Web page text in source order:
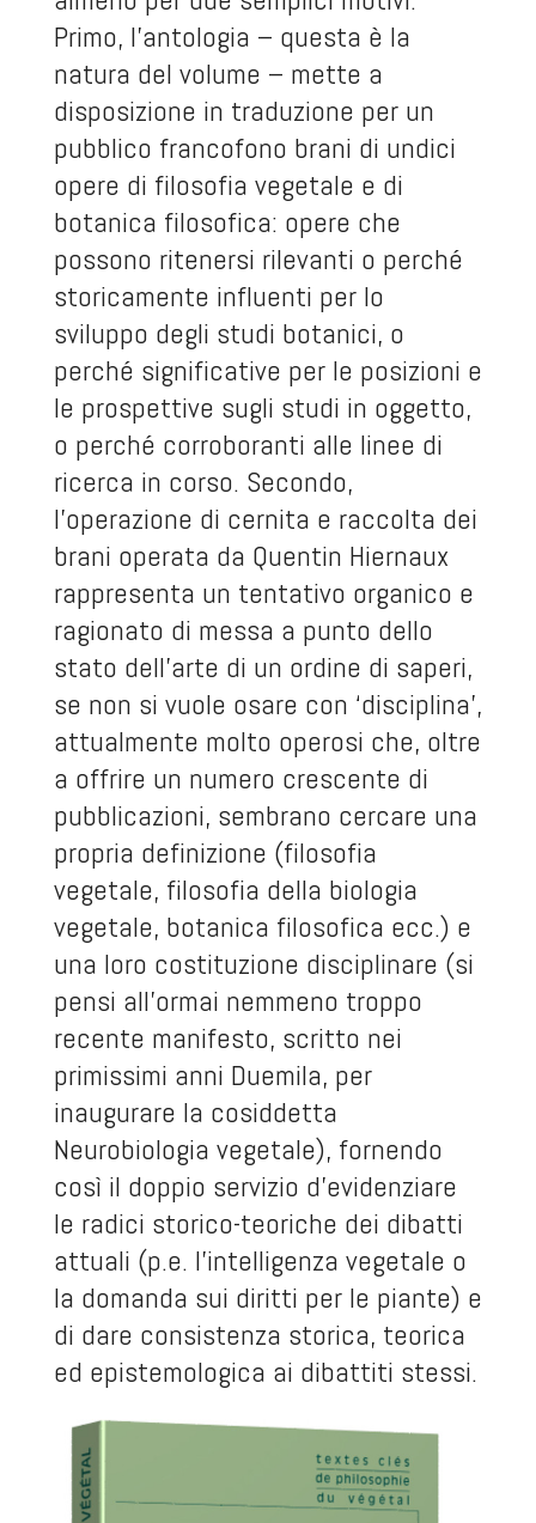
Primo, l’antologia – questa è la
natura del volume – mette a
disposizione in traduzione per un
pubblico francofono brani di undici
opere di filosofia vegetale e di
botanica filosofica: opere che
possono ritenersi rilevanti o perché
storicamente influenti per lo
sviluppo degli studi botanici, o
perché significative per le posizioni e
le prospettive sugli studi in oggetto,
o perché corroboranti alle linee di
ricerca in corso. Secondo,
l’operazione di cernita e raccolta dei
brani operata da Quentin Hiernaux
rappresenta un tentativo organico e
ragionato di messa a punto dello
stato dell’arte di un ordine di saperi,
se non si vuole osare con ‘disciplina’,
attualmente molto operosi che, oltre
a offrire un numero crescente di
pubblicazioni, sembrano cercare una
propria definizione (filosofia
vegetale, filosofia della biologia
vegetale, botanica filosofica ecc.) e
una loro costituzione disciplinare (si
pensi all’ormai nemmeno troppo
recente manifesto, scritto nei
primissimi anni Duemila, per
inaugurare la cosiddetta
Neurobiologia vegetale), fornendo
così il doppio servizio d’evidenziare
le radici storico-teoriche dei dibatti
attuali (p.e. l’intelligenza vegetale o
la domanda sui diritti per le piante) e
di dare consistenza storica, teorica
ed epistemologica ai dibattiti stessi.